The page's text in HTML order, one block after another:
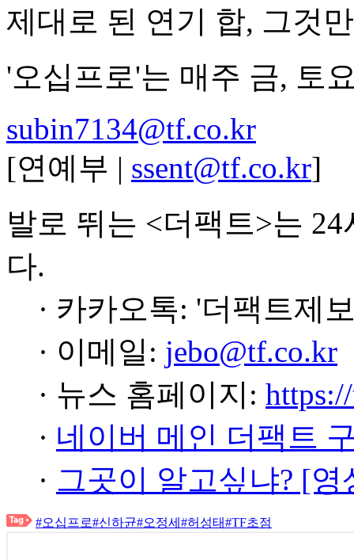
제대로 된 연기 합, 그것
'오십프로'는 매주 금, 토
subin7134@tf.co.kr
[연예부 | ssent@tf.co.kr]
발로 뛰는 <더팩트>는
다.
· 카카오톡: '더팩트제
· 이메일: jebo@tf.co.kr
· 뉴스 홈페이지:
· 네이버 메인 더팩트
· 그곳이 알고싶냐? [
#오십프로#신하균#오정세 #허성태#TF초점